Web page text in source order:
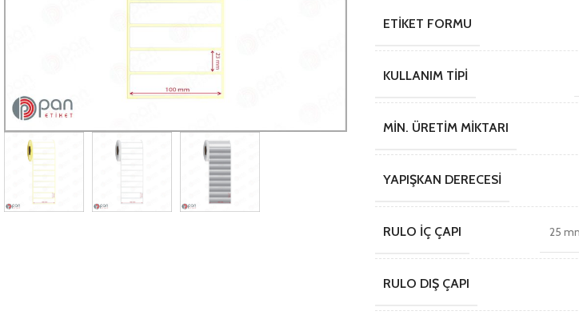
ETIKET FORMU
KULLANIM TIPI
MIN. ÜRETIM MIKTARI
YAPIŞKAN DERECESI
RULO İÇ ÇAPI 25
RULO DIŞ ÇAPI